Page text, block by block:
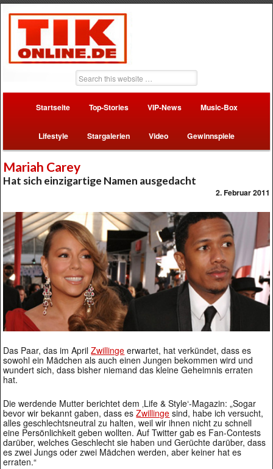
Startseite Top-Stories VIP-News Music-Box
Lifestyle Stargalerien Video Gewinnspiele
Mariah Carey
Hat sich einzigartige Namen ausgedacht
2. Februar 2011
Das Paar, das im AprilZwillinge erwartet, hat verkündet, dass es
sowohl ein Mädchen als auch einen Jungen bekommen wird und
wundert sich, dass bisher niemand das kleine Geheimnis erraten
hat.
Die werdende Mutter berichtet dem ‚Life & Style‘-Magazin: „Sogar
bevor wir bekannt gaben, dass esZwillinge sind, habe ich versucht,
alles geschlechtsneutral zu halten, weil wir ihnen nicht zu schnell
eine Persönlichkeit geben wollten. Auf Twitter gab es Fan-Contests
darüber, welches Geschlecht sie haben und Gerüchte darüber, dass
es zwei Jungs oder zwei Mädchen werden, aber keiner hat es
erraten.“